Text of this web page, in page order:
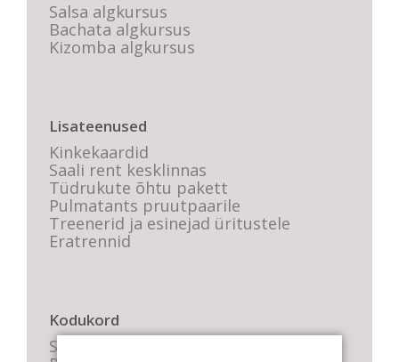
Salsa algkursus
Bachata algkursus
Kizomba algkursus
Lisateenused
Kinkekaardid
Saali rent kesklinnas
Tüdrukute õhtu pakett
Pulmatants pruutpaarile
Treenerid ja esinejad üritustele
Eratrennid
Kodukord
Stuudio sisekord